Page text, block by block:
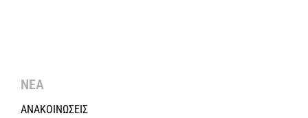
ΝΕΑ
ΑΝΑΚΟΙΝΩΣΕΙΣ